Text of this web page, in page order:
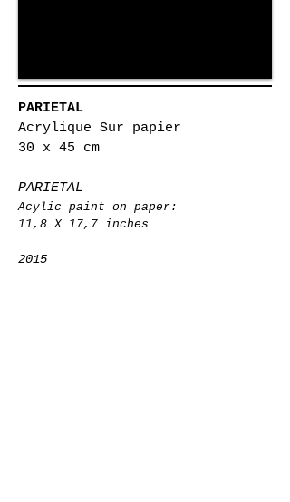
PARIETAL
Acrylique Sur papier
30 x 45 cm
PARIETAL
Acylic paint on paper:
11,8 X 17,7 inches
2015